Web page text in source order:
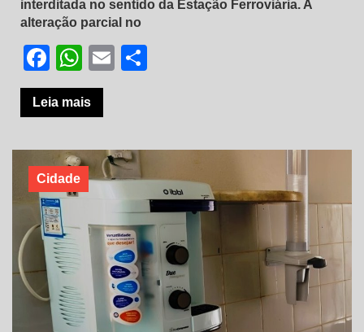
interditada no sentido da Estação Ferroviária. A
alteração parcial no
Facebook
WhatsApp
Email
Leia mais
Cidade